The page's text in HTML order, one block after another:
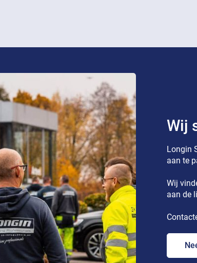
Wij
Longin
aan te
Wij
aan de